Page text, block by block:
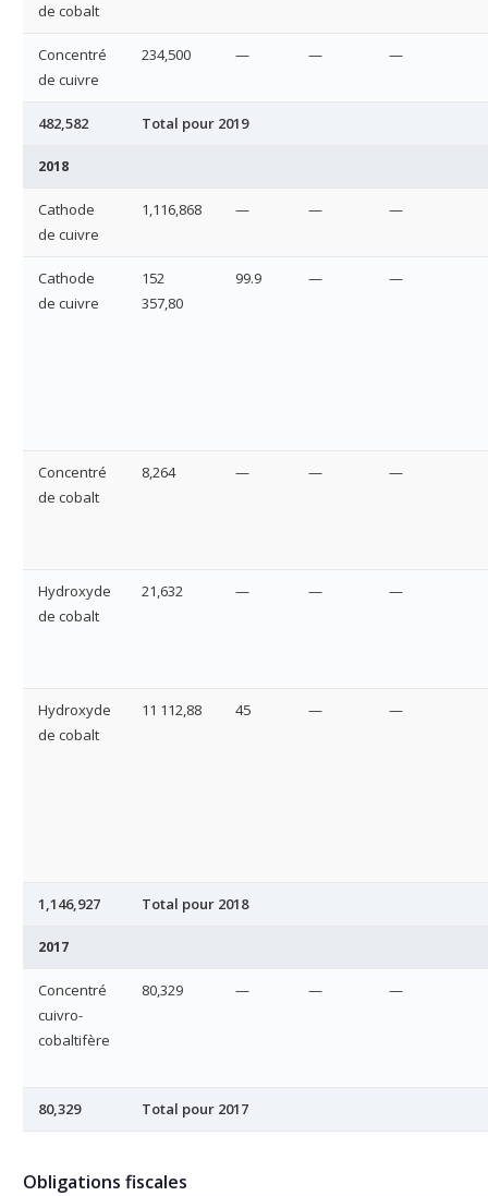
de cobalt
Concentré
de cuivre
234,500 — — —
482,582 Total pour 2019
2018
Cathode
de cuivre
1,116,868 — — —
Cathode
de cuivre
152
357,80
99.9 — —
Concentré
de cobalt
8,264 — — —
Hydroxyde
de cobalt
21,632 — — —
Hydroxyde
de cobalt
11 112,88 45 — —
1,146,927 Total pour 2018
2017
Concentré
cuivro-
cobaltifère
80,329 — — —
80,329 Total pour 2017
Obligations fiscales